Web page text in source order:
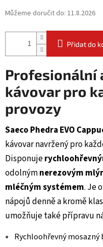
Můžeme doručit do: 11.8.2026
Přidat do
Profesionální
kávovar pro
provozy
Saeco Phedra EVO
kávovar navržený pro
Disponuje
odolnýmnerezovým
mléčným systémem. Je
nápojů denně a kromě
umožňuje také přípravu
Rychloohřevný